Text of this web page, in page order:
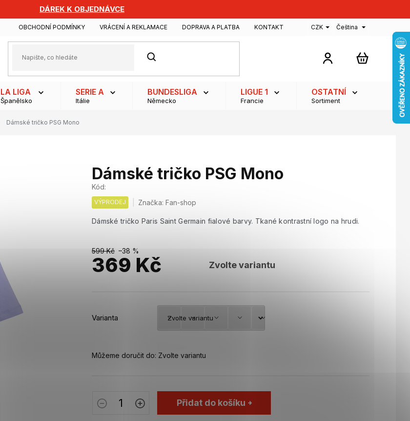
DÁREK K OBJEDNÁVCE
OBCHODNÍ PODMÍNKY VRÁCENÍ A REKLAMACE DOPRAVA A PLATBA KONTAKT CZK Čeština
HLEDAT
NÁKUPNÍ
LA LIGA
Španělsko
SERIE A
Itálie
BUNDESLIGA
Německo
LIGUE 1
Francie
OSTATNÍ
Sortiment
Dámské tričko PSG Mono
Dámské tričko PSG Mono
Kód:
VÝPRODEJ Značka:Fan-shop
Dámské tričko Paris Saint Germain fialové barvy. Tkané kontrastní logo na hrudi.
599 Kč –38 %
369 Kč Zvolte variantu
Varianta
Můžeme doručit do: Zvolte variantu
Přidat do košíku